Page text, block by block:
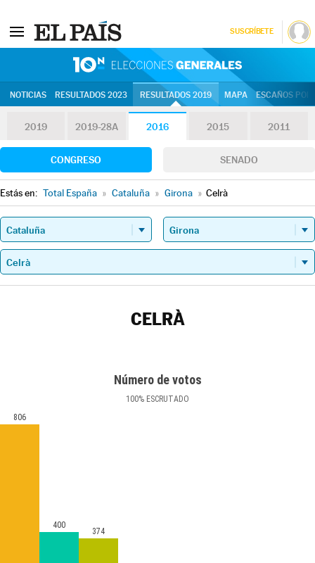
SUSCRÍBETE
NOTICIAS RESULTADOS 2023 RESULTADOS 2019 MAPA ESCAÑOS
2019 2019-28A 2016 2015 2011
CONGRESO SENADO
Estás en: Total España » Cataluña » Girona » Celrà
CELRÀ
Número de votos
100% ESCRUTADO
806
400
374